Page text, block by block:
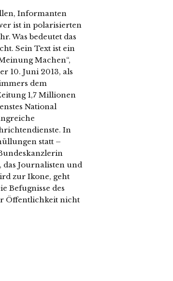
Informanten
ist in polarisierten
Was bedeutet das
Sein Text ist ein
Machen“,
10. Juni 2013, als
dem
1,7 Millionen
National
In
statt –
das Journalisten und
zur Ikone, geht
Befugnisse des
Öffentlichkeit nicht